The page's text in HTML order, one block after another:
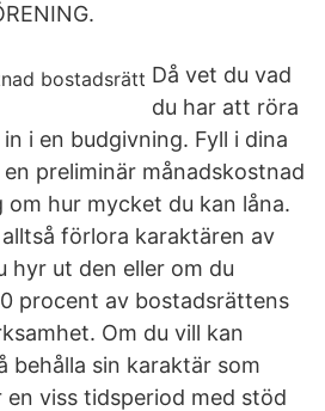
Då vet du vad
du har att röra
i en budgivning. Fyll i dina
preliminär månadskostnad
hur mycket du kan låna.
förlora karaktären av
hyr ut den eller om du
procent av bostadsrättens
Om du vill kan
behålla sin karaktär som
viss tidsperiod med stöd